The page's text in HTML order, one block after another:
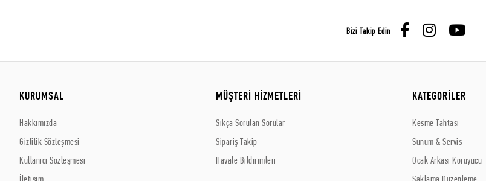
Bizi Takip Edin
KURUMSAL
Hakkımızda
Gizlilik Sözleşmesi
Kullanıcı Sözleşmesi
MÜŞTERİ HİZMETLERİ
Sıkça Sorulan Sorular
Sipariş Takip
Havale Bildirimleri
KATEGORİLER
Kesme Tahtası
Sunum & Servis
Ocak Arkası Koruyucu